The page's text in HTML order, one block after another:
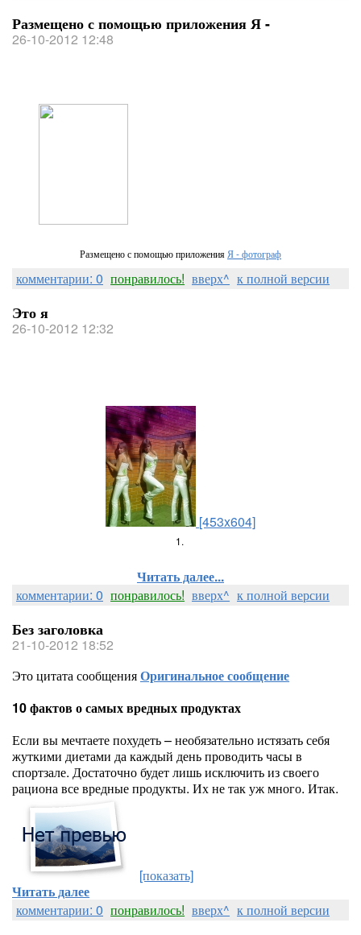
Размещено с помощью приложения Я -
26-10-2012 12:48
Размещено с помощью приложения Я - фотограф
комментарии: 0 понравилось! вверх^ к полной версии
Это я
26-10-2012 12:32
[453x604]
1.
Читать далее...
комментарии: 0 понравилось! вверх^ к полной версии
Без заголовка
21-10-2012 18:52
Это цитата сообщенияОригинальное сообщение
10 фактов о самых вредных продуктах
Если вы мечтаете похудеть – необязательно истязать себя
жуткими диетами да каждый день проводить часы в
спортзале. Достаточно будет лишь исключить из своего
рациона все вредные продукты. Их не так уж много. Итак.
[показать]
Читать далее
комментарии: 0 понравилось! вверх^ к полной версии